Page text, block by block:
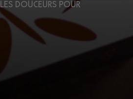
DOUCEURS POUR